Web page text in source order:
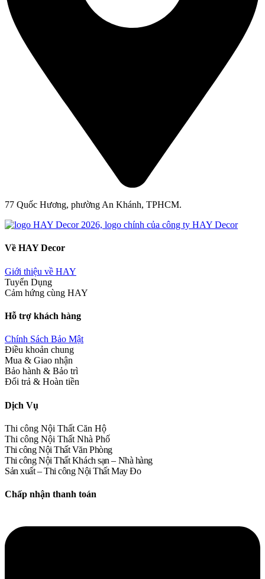
77 Quốc Hương, phường An Khánh, TPHCM.
Về HAY Decor
Giới thiệu về HAY
Tuyển Dụng
Cảm hứng cùng HAY
Hỗ trợ khách hàng
Chính Sách Bảo Mật
Điều khoản chung
Mua & Giao nhận
Bảo hành & Bảo trì
Đổi trả & Hoàn tiền
Dịch Vụ
Thi công Nội Thất Căn Hộ
Thi công Nội Thất Nhà Phố
Thi công Nội Thất Văn Phòng
Thi công Nội Thất Khách sạn – Nhà hàng
Sản xuất – Thi công Nội Thất May Đo
Chấp nhận thanh toán